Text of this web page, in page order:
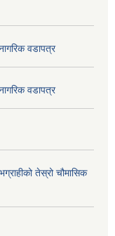
वडापत्र
वडापत्र
तेस्रो चौमासिक